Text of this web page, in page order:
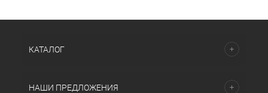
КАТАЛОГ
НАШИ ПРЕДЛОЖЕНИЯ